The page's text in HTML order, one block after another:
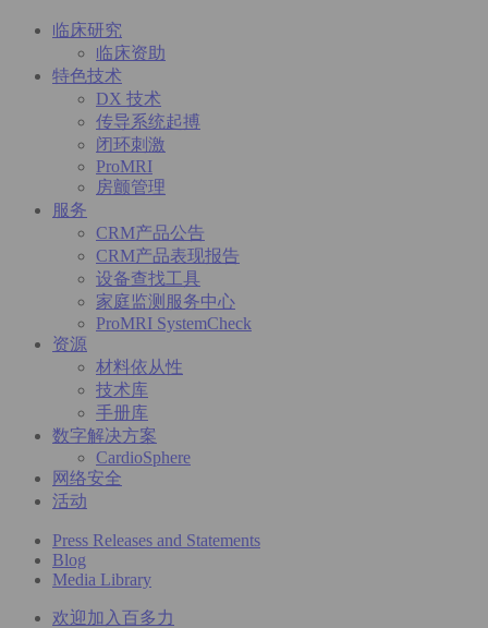
临床研究
临床资助
特色技术
DX 技术
传导系统起搏
闭环刺激
ProMRI
房颤管理
服务
CRM产品公告
CRM产品表现报告
设备查找工具
家庭监测服务中心
ProMRI SystemCheck
资源
材料依从性
技术库
手册库
数字解决方案
CardioSphere
网络安全
活动
Press Releases and Statements
Blog
Media Library
欢迎加入百多力